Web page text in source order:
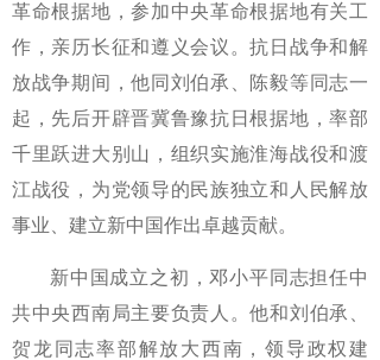
革命根据地，参加中央革命根据地有关工
作，亲历长征和遵义会议。抗日战争和解
放战争期间，他同刘伯承、陈毅等同志一
起，先后开辟晋冀鲁豫抗日根据地，率部
千里跃进大别山，组织实施淮海战役和渡
江战役，为党领导的民族独立和人民解放
事业、建立新中国作出卓越贡献。
新中国成立之初，邓小平同志担任中
共中央西南局主要负责人。他和刘伯承、
贺龙同志率部解放大西南，领导政权建